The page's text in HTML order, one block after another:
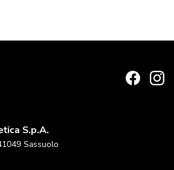
S.p.A.
Sassuolo